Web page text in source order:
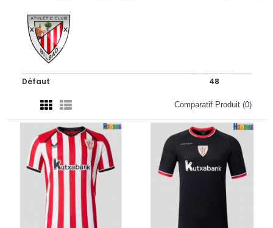
Comparatif Produit (0)